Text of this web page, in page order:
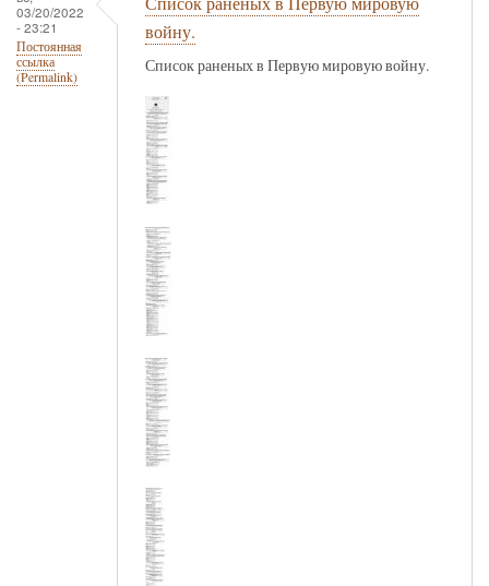
03/20/2022
- 23:21
Постоянная
ссылка
(Permalink)
войну.
Список раненых в Первую мировую войну.